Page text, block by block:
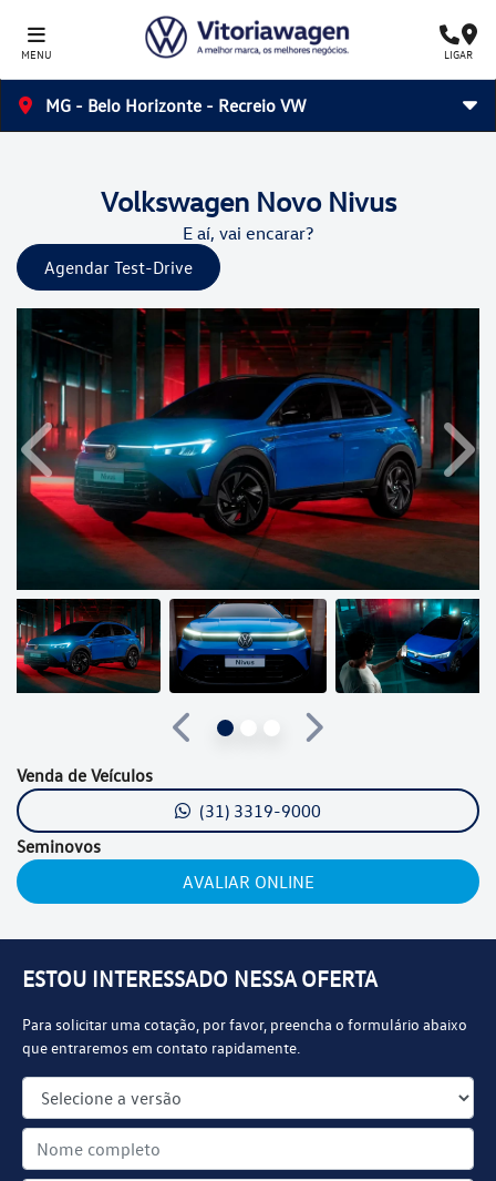
MENU LIGAR
MG - Belo Horizonte - Recreio VW
VolkswagenNovo Nivus
E aí, vai encarar?
Agendar Test-Drive
ESTOU INTERESSADO NESSA OFERTA
Para solicitar uma cotação, por favor, preencha o formulário abaixo
que entraremos em contato rapidamente.
Anterior
Anterior
Próximo
Venda de Veículos
(31) 3319-9000
Seminovos
AVALIAR ONLINE